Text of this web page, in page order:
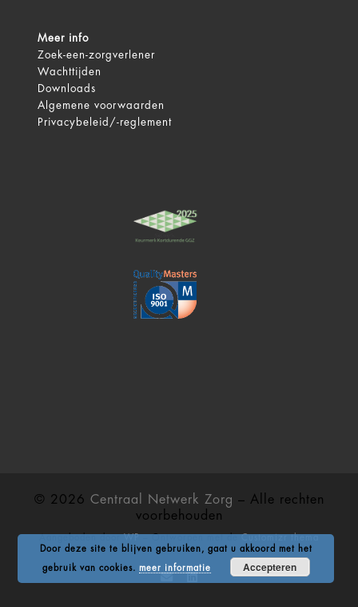
Meer info
Zoek-een-zorgverlener
Wachttijden
Downloads
Algemene voorwaarden
Privacybeleid/-reglement
© 2026 Centraal Netwerk Zorg – Alle rechten
voorbehouden
Door deze site te blijven gebruiken, gaat u akkoord met het
gebruik van cookies. meer informatie Accepteren